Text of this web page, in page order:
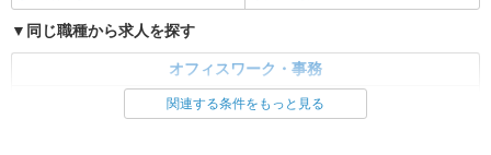
同じ職種から求人を探す
オフィスワーク・事務
経理・人事・労務・総務・法務関連する条件をもっと見る